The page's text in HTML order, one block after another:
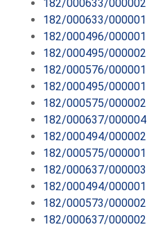
182/000633/000002
182/000633/000001
182/000496/000001
182/000495/000002
182/000576/000001
182/000495/000001
182/000575/000002
182/000637/000004
182/000494/000002
182/000575/000001
182/000637/000003
182/000494/000001
182/000573/000002
182/000637/000002